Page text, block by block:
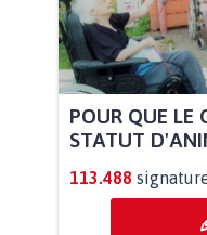
POUR QUE LE
STATUT
113.488